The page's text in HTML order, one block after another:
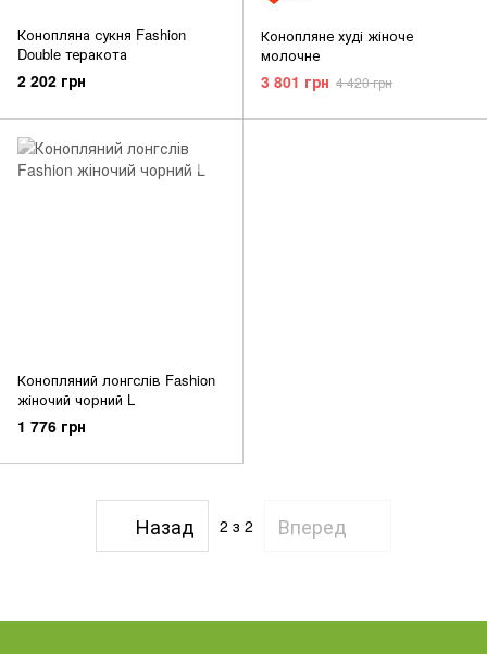
Конопляна сукня Fashion
Double теракота
2 202 грн
Конопляне худі жіноче
молочне
3 801 грн 4 420 грн
Конопляний лонгслів Fashion
жіночий чорний L
1 776 грн
Назад 2 з 2 Вперед